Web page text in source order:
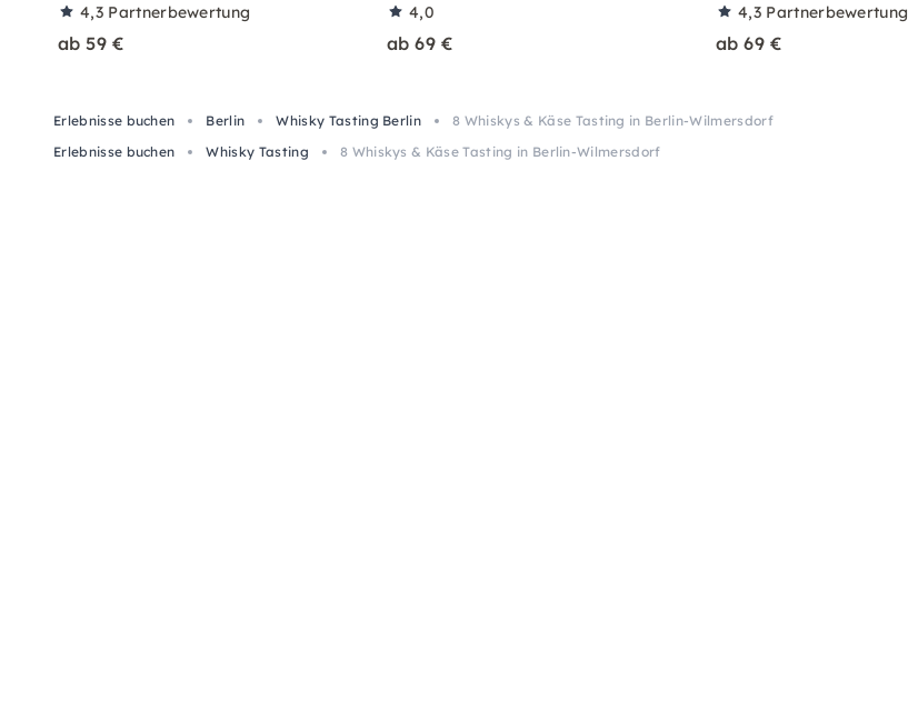
4,3 Partnerbewertung
ab 59 €
4,0
ab 69 €
4,3 Partnerbewertung
ab 69 €
Erlebnisse buchen Berlin Whisky Tasting Berlin
8 Whiskys & Käse Tasting in Berlin-Wilmersdorf
Erlebnisse buchen
Whisky Tasting 8 Whiskys & Käse Tasting in Berlin-Wilmersdorf